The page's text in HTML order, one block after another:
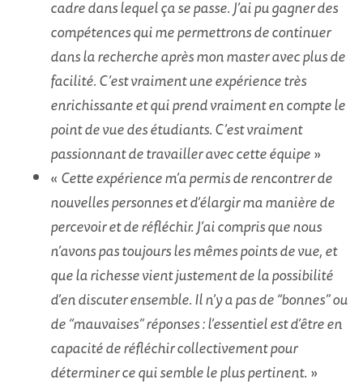
cadre dans lequel ça se passe. J’ai pu gagner des
compétences qui me permettrons de continuer
dans la recherche après mon master avec plus de
facilité. C’est vraiment une expérience très
enrichissante et qui prend vraiment en compte le
point de vue des étudiants. C’est vraiment
passionnant de travailler avec cette équipe»
« Cette expérience m’a permis de rencontrer de
nouvelles personnes et d’élargir ma manière de
percevoir et de réfléchir. J’ai compris que nous
n’avons pas toujours les mêmes points de vue, et
que la richesse vient justement de la possibilité
d’en discuter ensemble. Il n’y a pas de “bonnes” ou
de “mauvaises” réponses : l’essentiel est d’être en
capacité de réfléchir collectivement pour
déterminer ce qui semble le plus pertinent. »